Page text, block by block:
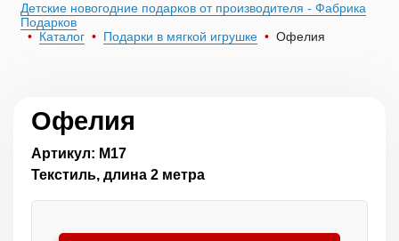
Детские новогодние подарков от производителя - Фабрика
Подарков
Каталог
Подарки в мягкой игрушке Офелия
Офелия
Артикул: М17
Текстиль, длина 2 метра